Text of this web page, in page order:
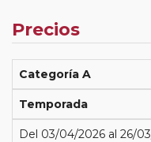
Precios
Categoría A
Temporada
Del 03/04/2026 al 26/